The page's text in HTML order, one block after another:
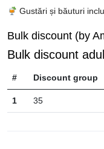
Gustări și băuturi
Bulk discount (by
Bulk discount
# Discount group
1 35